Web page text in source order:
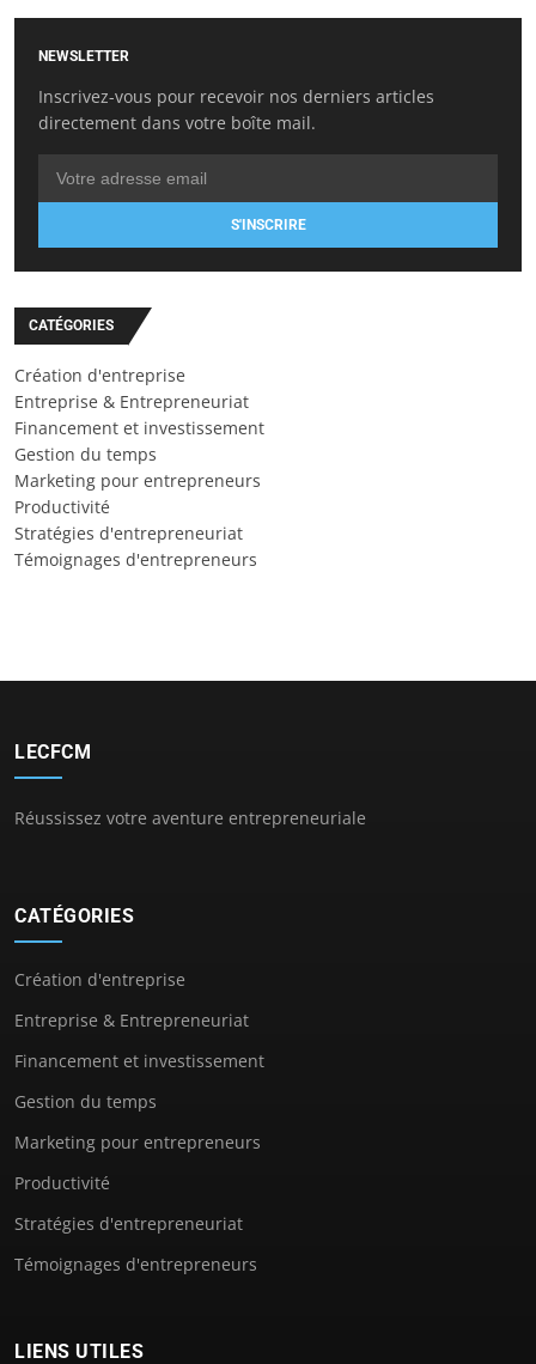
NEWSLETTER
Inscrivez-vous pour recevoir nos derniers articles
directement dans votre boîte mail.
S'INSCRIRE
CATÉGORIES
Création d'entreprise
Entreprise & Entrepreneuriat
Financement et investissement
Gestion du temps
Marketing pour entrepreneurs
Productivité
Stratégies d'entrepreneuriat
Témoignages d'entrepreneurs
LECFCM
Réussissez votre aventure entrepreneuriale
CATÉGORIES
Création d'entreprise
Entreprise & Entrepreneuriat
Financement et investissement
Gestion du temps
Marketing pour entrepreneurs
Productivité
Stratégies d'entrepreneuriat
Témoignages d'entrepreneurs
LIENS UTILES